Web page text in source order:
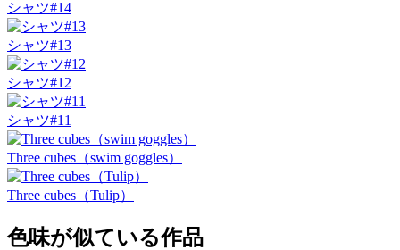
シャツ#14
シャツ#13
シャツ#12
シャツ#11
Three cubes（swim goggles）
Three cubes（Tulip）
色味が似ている作品